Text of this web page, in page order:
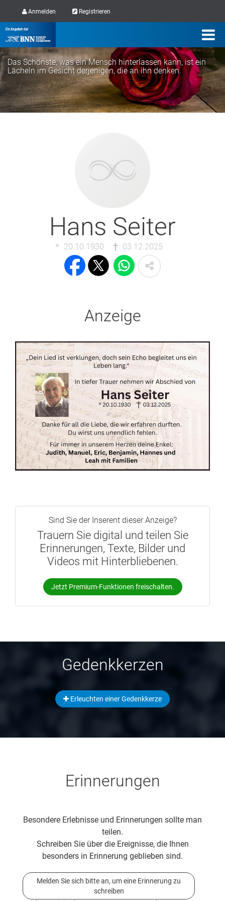
Anmelden Registrieren
Das Schönste, was ein Mensch hinterlassen kann, ist ein
Lächeln im Gesicht derjenigen, die an ihn denken.
Hans Seiter
20.10.1930 03.12.2025
Anzeige
Sind Sie der Inserent dieser Anzeige?
Trauern Sie digital und teilen Sie
Erinnerungen, Texte, Bilder und
Videos mit Hinterbliebenen.
Jetzt Premium-Funktionen freischalten.
Gedenkkerzen
Erleuchten einer Gedenkkerze
Erinnerungen
Besondere Erlebnisse und Erinnerungen sollte man
teilen.
Schreiben Sie über die Ereignisse, die Ihnen
besonders in Erinnerung geblieben sind.
Melden Sie sich bitte an, um eine Erinnerung zu
schreiben